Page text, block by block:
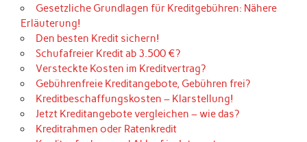
Gesetzliche Grundlagen für Kreditgebühren: Nähere
Erläuterung!
Den besten Kredit sichern!
Schufafreier Kredit ab 3.500 €?
Versteckte Kosten im Kreditvertrag?
Gebührenfreie Kreditangebote, Gebühren frei?
Kreditbeschaffungskosten – Klarstellung!
Jetzt Kreditangebote vergleichen – wie das?
Kreditrahmen oder Ratenkredit